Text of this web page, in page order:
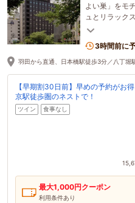
よい巣」をモ
ュとリラック
ル。東京駅徒
3時間前に
羽田から直通、日本橋駅徒歩3分／八丁堀
【早期割30日前】早めの予約がお
京駅徒歩圏のネストで！
ツイン 食事なし
最大1,000円クーポン
利用条件あり